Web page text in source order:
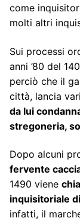
come
molti altri
Sui processi
anni ’80 del
perciò che il
città, lancia
da lui
stregoneria,
Dopo alcuni
fervente
1490 viene
inquisitoriale
infatti, il